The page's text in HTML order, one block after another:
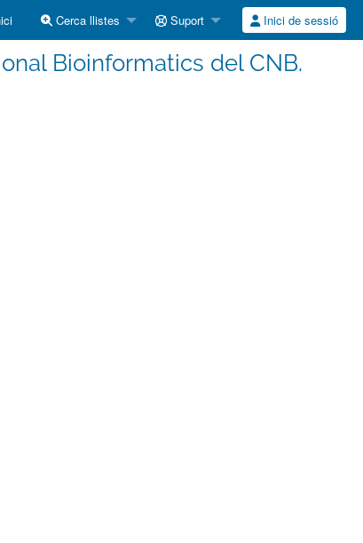
Cerca llistes Suport Inici de sessió
Bioinformatics del CNB.